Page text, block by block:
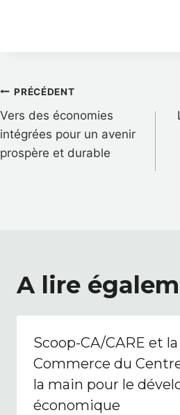
Navigation
de
l’article
PRÉCÉDENT
Vers des économies
intégrées pour un avenir
prospère et durable
A lire
Scoop-CA/CARE et
Commerce du
la main pour le
économique